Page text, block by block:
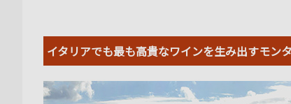
イタリアでも最も高貴なワインを生み出すモン